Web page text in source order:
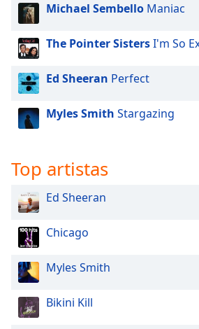
Michael Sembello Maniac
The Pointer SistersI'm So
Ed Sheeran Perfect
Myles Smith Stargazing
Top artistas
Ed Sheeran
Chicago
Myles Smith
Bikini Kill